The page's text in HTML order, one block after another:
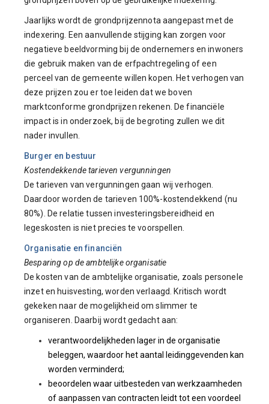
Jaarlijks wordt de grondprijzennota aangepast met de
indexering. Een aanvullende stijging kan zorgen voor
negatieve beeldvorming bij de ondernemers en inwoners
die gebruik maken van de erfpachtregeling of een
perceel van de gemeente willen kopen. Het verhogen van
deze prijzen zou er toe leiden dat we boven
marktconforme grondprijzen rekenen. De financiële
impact is in onderzoek, bij de begroting zullen we dit
nader invullen.
Burger en bestuur
Kostendekkende tarieven vergunningen
De tarieven van vergunningen gaan wij verhogen.
Daardoor worden de tarieven 100%-kostendekkend (nu
80%). De relatie tussen investeringsbereidheid en
legeskosten is niet precies te voorspellen.
Organisatie en financiën
Besparing op de ambtelijke organisatie
De kosten van de ambtelijke organisatie, zoals personele
inzet en huisvesting, worden verlaagd. Kritisch wordt
gekeken naar de mogelijkheid om slimmer te
organiseren. Daarbij wordt gedacht aan:
verantwoordelijkheden lager in de organisatie
beleggen, waardoor het aantal leidinggevenden kan
worden verminderd;
beoordelen waar uitbesteden van werkzaamheden
of aanpassen van contracten leidt tot een voordeel